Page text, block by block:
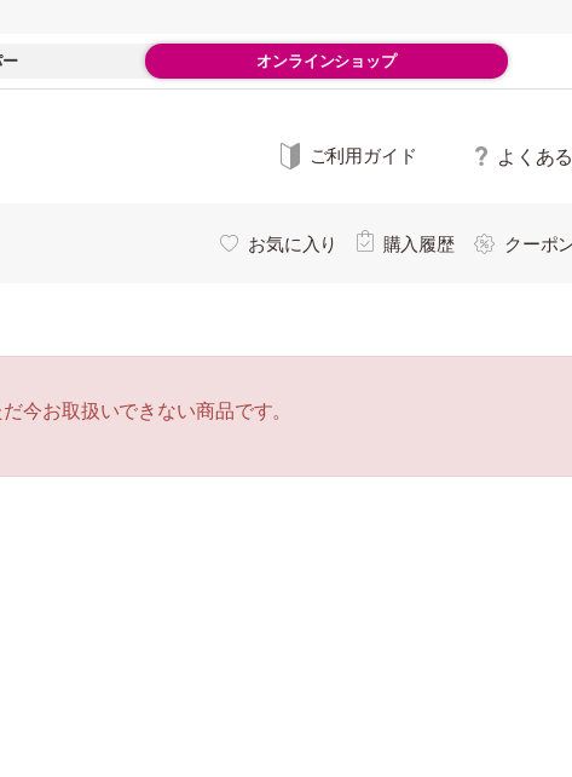
オンラインショップ
ご利用ガイド よくあ
お気に入り 購入履歴 クーポ
今お取扱いできない商品です。